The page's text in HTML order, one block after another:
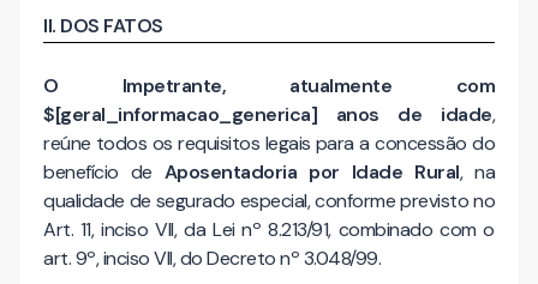
II. DOS FATOS
O Impetrante, atualmente com
$[geral_informacao_generica] anos de idade,
reúne todos os requisitos legais para a concessão do
benefício de Aposentadoria por Idade Rural, na
qualidade de segurado especial, conforme previsto no
Art. 11, inciso VII, da Lei nº 8.213/91, combinado com o
art. 9º, inciso VII, do Decreto nº 3.048/99.